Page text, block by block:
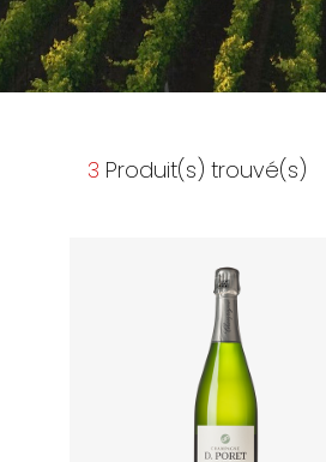
3 Produit(s) trouvé(s)